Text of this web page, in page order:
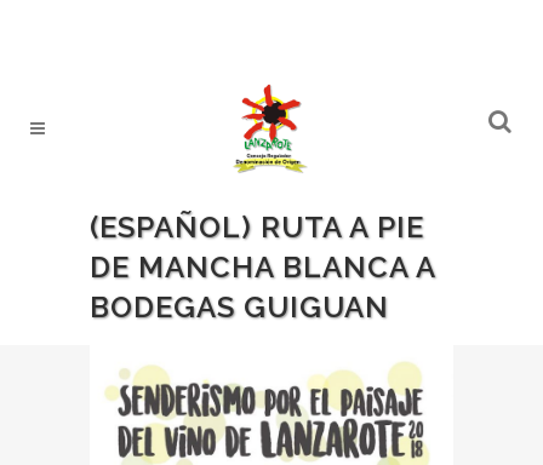
(ESPAÑOL) RUTA A PIE
DE MANCHA BLANCA A
BODEGAS GUIGUAN